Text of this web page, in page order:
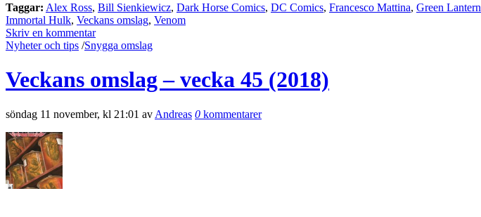
Taggar: Alex Ross, Bill Sienkiewicz, Dark Horse Comics, DC Comics, Francesco Mattina, Green Lantern
Immortal Hulk, Veckans omslag, Venom
Skriv en kommentar
Nyheter och tips /Snygga omslag
Veckans omslag – vecka 45 (2018)
söndag 11 november, kl 21:01 av Andreas 0 kommentarer